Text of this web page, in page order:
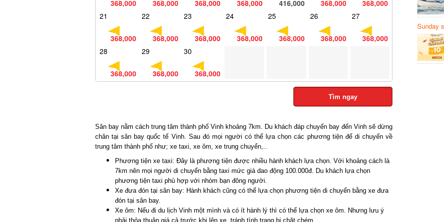
368,000 368,000 368,000 368,000 416,000 368,000
368,000
21
368,000
22
368,000
23
368,000
24
368,000
25
368,000
26
368,000
27
368,000
28
368,000
29
368,000
30
368,000
Tìm ngay
Sân bay nằm cách trung tâm thành phố Vinh khoảng 7km. Du khách đáp chuyến bay đến Vinh sẽ dừng
chân tại sân bay quốc tế Vinh. Sau đó mọi người có thể lựa chọn các phương tiện để di chuyển về
trung tâm thành phố như; xe taxi, xe ôm, xe trung chuyển,..
Phương tiện xe taxi: Đây là phương tiện được nhiều hành khách lựa chọn. Với khoảng cách là
7km nên mọi người di chuyển bằng taxi mức giá dao động 100.000đ. Du khách lựa chọn
phương tiện taxi phù hợp với nhóm bạn đông người.
Xe đưa đón tại sân bay: Hành khách cũng có thể lựa chọn phương tiện di chuyển bằng xe đưa
đón tại sân bay.
Xe ôm: Nếu đi du lịch Vinh một mình và có ít hành lý thì có thể lựa chọn xe ôm. Nhưng lưu ý
phải thỏa thuận giá cả trước khi lên xe, tránh tình trạng bị chặt chém.
Sunday